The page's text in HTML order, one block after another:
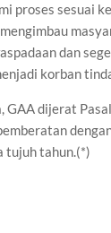
proses sesuai
dan
korban
GAA dijerat
tujuh tahun.(*)